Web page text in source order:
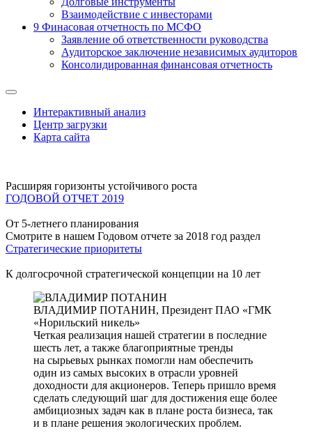
Взаимодействие с инвеcторами
9 Финасовая отчетность по МСФО
Заявление об ответственности руководства
Аудиторское заключение независимых аудиторов
Консолидированная финансовая отчетность
Интерактивный анализ
Центр загрузки
Карта сайта
Расширяя горизонты устойчивого роста
ГОДОВОЙ ОТЧЕТ 2019
От 5-летнего планирования
Смотрите в нашем Годовом отчете за 2018 год раздел
Стратегические приоритеты
К долгосрочной стратегической концепции на 10 лет
ВЛАДИМИР ПОТАНИН, Президент ПАО «ГМК
«Норильский никель»
Четкая реализация нашей стратегии в последние
шесть лет, а также благоприятные тренды
на сырьевых рынках помогли нам обеспечить
один из самых высоких в отрасли уровней
доходности для акционеров. Теперь пришло время
сделать следующий шаг для достижения еще более
амбициозных задач как в плане роста бизнеса, так
и в плане решения экологических проблем.